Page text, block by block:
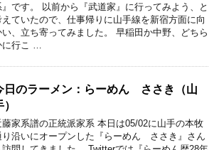
』です。 以前から『武道家』に行ってみよう、と
えていたので、仕事帰りに山手線を新宿方面に向
い、立ち寄ってみました。 早稲田か中野、どちら
に行こ …
日のラーメン：らーめん ささき（山
藤家系譜の正統派家系 本日は05/02に山手の本牧
り沿いにオープンした『らーめん ささき』さん